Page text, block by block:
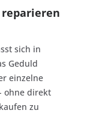
reparieren
sich in
Geduld
einzelne
ohne direkt
zu